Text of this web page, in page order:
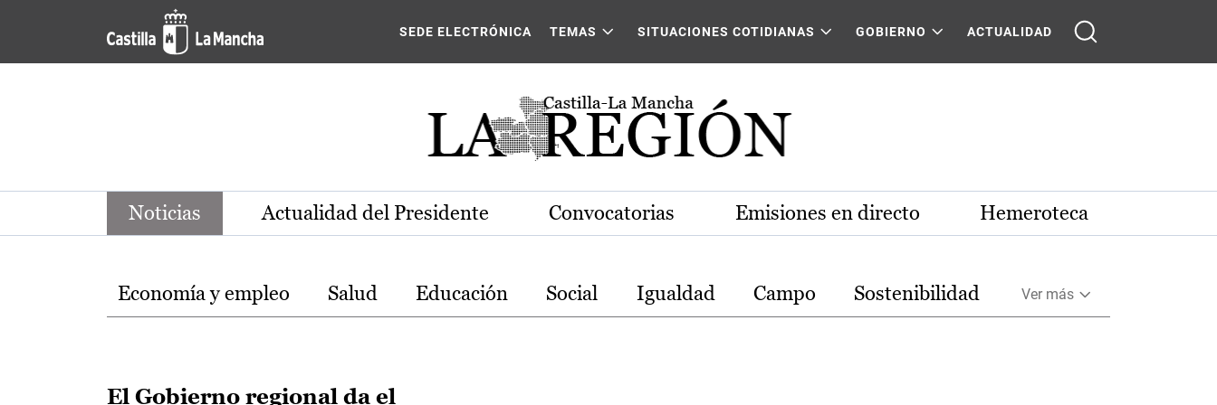
Pasar al contenido principal
Noticias de la región de Castilla-La Mancha
SEDE ELECTRÓNICA TEMAS SITUACIONES COTIDIANAS GOBIERNO ACTUALIDAD
Noticias Actualidad del Presidente Convocatorias Emisiones en directo Hemeroteca
Temas
Economía y empleo Salud Educación Social Igualdad Campo Sostenibilidad Ver más
El Gobierno regional da el